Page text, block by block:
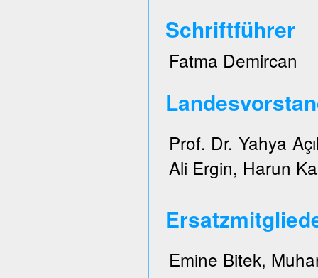
Schriftführer
Fatma Demircan
Prof. Dr. Yahya
Ali Ergin, Harun
Emine Bitek,